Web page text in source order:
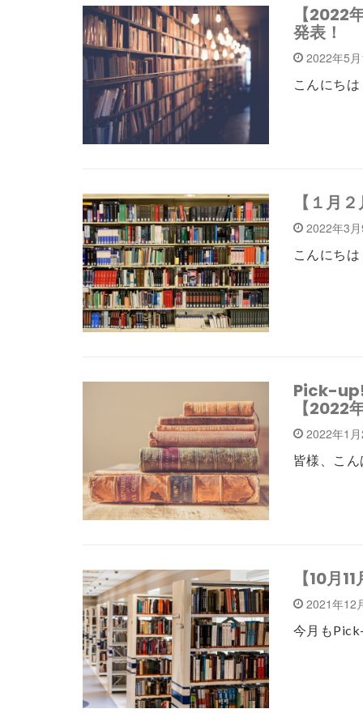
【2022
発表！
2022年5
こんにち
【１月
2022年3
こんにち
Pick-up!
【2022
2022年1
皆様、こ
【10月
2021年12
今月も